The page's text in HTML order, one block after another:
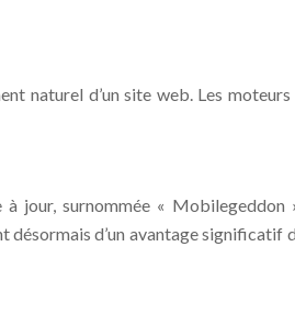
naturel d’un site web. Les
jour, surnommée « Mobilegeddon
d’un avantage significatif